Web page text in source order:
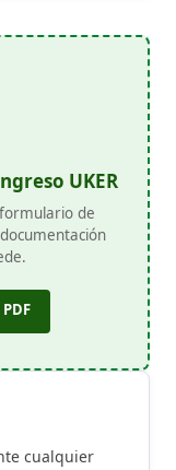
UKER
de
cualquier